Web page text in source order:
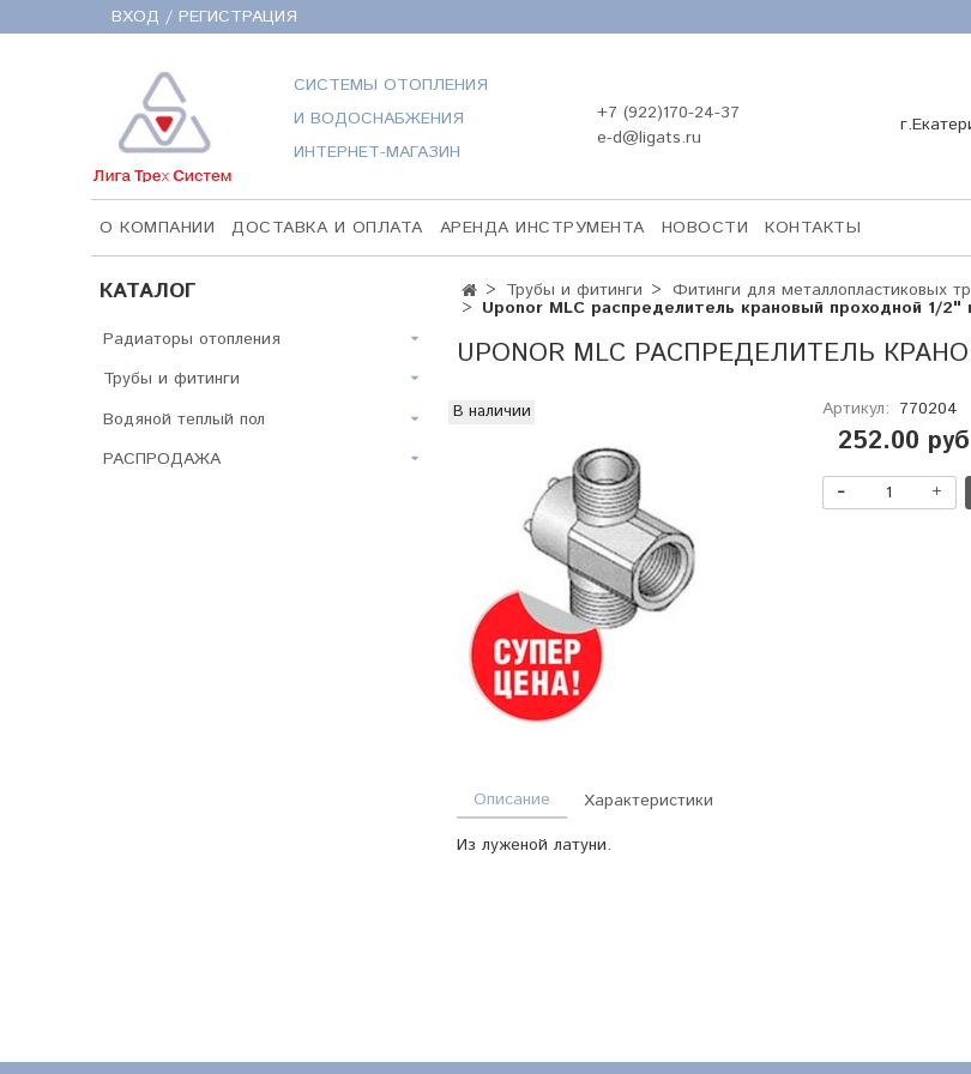
ВХОД / РЕГИСТРАЦИЯ
СИСТЕМЫ ОТОПЛЕНИЯ
И ВОДОСНАБЖЕНИЯ
ИНТЕРНЕТ-МАГАЗИН
+7 (922)170-24-37
e-d@ligats.ru
О КОМПАНИИ ДОСТАВКА И ОПЛАТА АРЕНДА ИНСТРУМЕНТА НОВОСТИ КОНТАКТЫ
Трубы и фитинги Фитинги для металлопластиковых
Uponor MLC распределитель крановый проходной 1/2"
UPONOR MLC РАСПРЕДЕЛИТЕЛЬ
В наличии Артикул: 770204
252.00 руб
Описание
Из луженой латуни.
Характеристики
КАТАЛОГ
Радиаторы отопления
Трубы и фитинги
Водяной теплый пол
РАСПРОДАЖА